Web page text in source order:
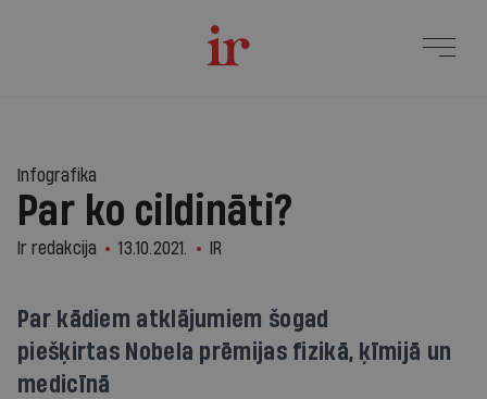
Infografika
Par ko cildināti?
Ir redakcija 13.10.2021. IR
Par kādiem atklājumiem šogad
piešķirtas Nobela prēmijas fizikā, ķīmijā un
medicīnā